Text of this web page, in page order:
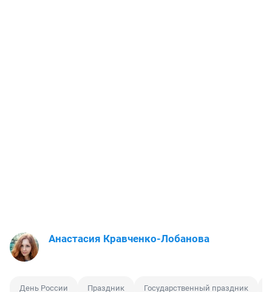
Анастасия Кравченко-Лобанова
День России Праздник Государственный праздник